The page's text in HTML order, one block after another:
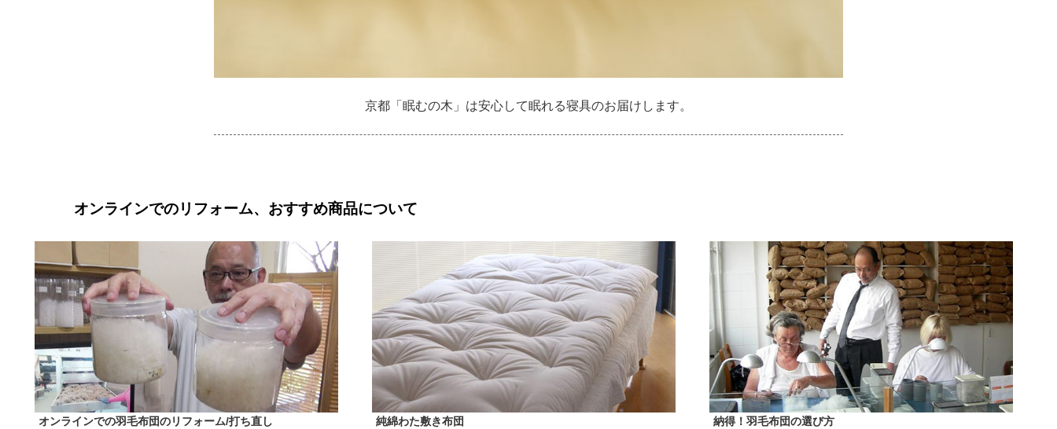
京都「眠むの木」は安心して眠れる寝具のお届けします。
オンラインでのリフォーム、おすすめ商品について
オンラインでの羽毛布団のリフォーム/打ち直し 純綿わた敷き布団 納得！羽毛布団の選び方